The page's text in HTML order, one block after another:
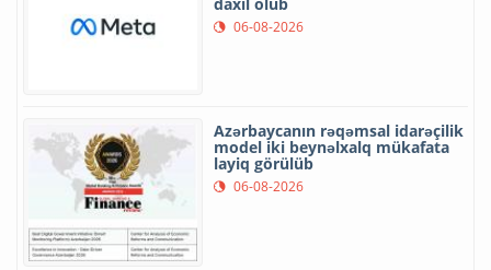
06-08-2026
Azərbaycanın rəqəmsal idarəçilik
model iki beynəlxalq mükafata
layiq görülüb
06-08-2026